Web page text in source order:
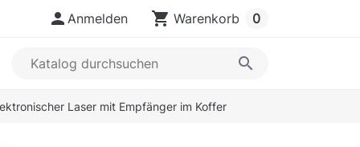
Anmelden shopping_cart Warenkorb 0
search
Laser mit Empfänger im Koffer